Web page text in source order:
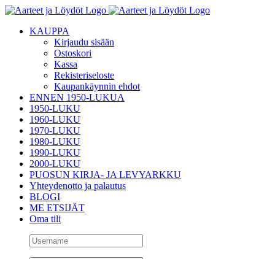
Skip
contentKAUPPA
Kirjaudu sisään
Ostoskori
Kassa
Rekisteriseloste
Kaupankäynnin ehdot
ENNEN 1950-LUKUA
1950-LUKU
1960-LUKU
1970-LUKU
1980-LUKU
1990-LUKU
2000-LUKU
PUOSUN KIRJA- JA LEVYARKKU
Yhteydenotto ja palautus
BLOGI
ME ETSIJÄT
Oma tili